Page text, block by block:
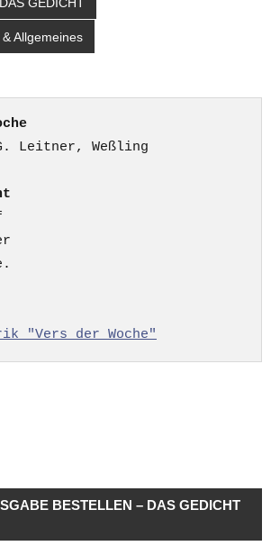
Allgemeines
"Vers der Woche"
BESTELLEN – DAS GEDICHT